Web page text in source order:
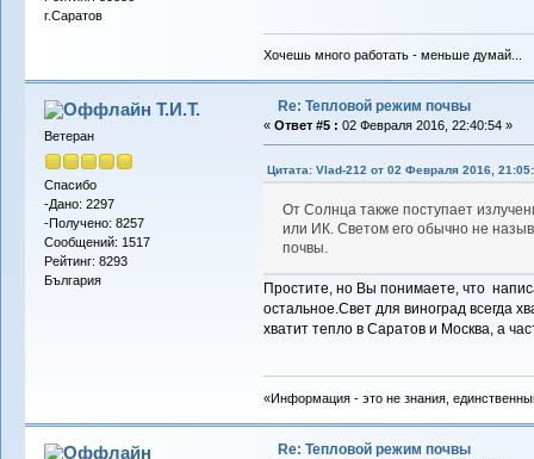
г.Саратов
Хочешь много работать - меньше думай...
Т.И.Т.
Ветеран
Спасибо
-Дано: 2297
-Получено: 8257
Сообщений: 1517
Рейтинг: 8293
България
Re: Тепловой режим почвы
« Ответ #5 : 02 Февраля 2016, 22:40:54 »
Цитата: Vlad-212 от 02 Февраля 2016,
От Солнца также поступает
или ИК. Светом его обычно не
почвы.
Простите, но Вы понимаете, что
остальное.Свет для виноград всегда
хватит тепло в Саратов и Москва, а
«Информация - это не знания,
Re: Тепловой режим почвы